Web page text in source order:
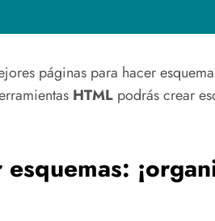
páginas para hacer
HTML podrás crear